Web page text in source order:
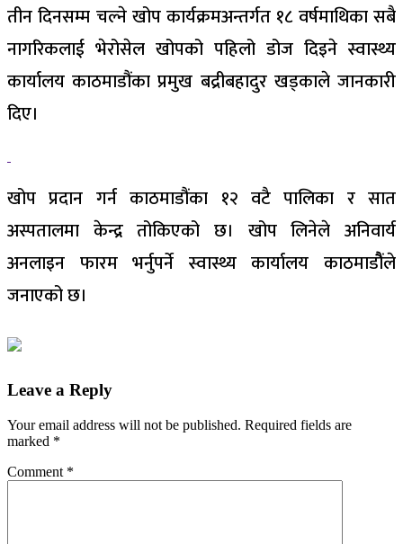
तीन दिनसम्म चल्ने खोप कार्यक्रमअन्तर्गत १८ वर्षमाथिका सबै
नागरिकलाई भेरोसेल खोपको पहिलो डोज दिइने स्वास्थ्य
कार्यालय काठमाडौंका प्रमुख बद्रीबहादुर खड्काले जानकारी
दिए।
खोप प्रदान गर्न काठमाडौंका १२ वटै पालिका र सात
अस्पतालमा केन्द्र तोकिएको छ। खोप लिनेले अनिवार्य
अनलाइन फारम भर्नुपर्ने स्वास्थ्य कार्यालय काठमाडौैंले
जनाएको छ।
Leave a Reply
Your email address will not be published. Required fields are
marked *
Comment *